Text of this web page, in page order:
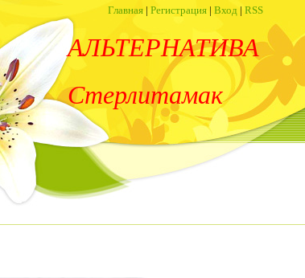
Главная | Регистрация | Вход | RSS
АЛЬТЕРНАТИВА
Стерлитамак